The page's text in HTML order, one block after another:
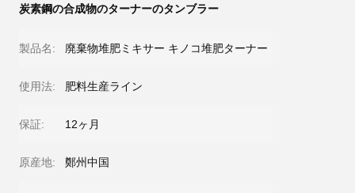
炭素鋼の合成物のターナーのタンブラー
製品名: 廃棄物堆肥ミキサー キノコ堆肥ターナー
使用法: 肥料生産ライン
保証: 12ヶ月
原産地: 鄭州中国